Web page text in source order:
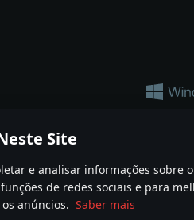
Site
e analisar informações sobre
de redes sociais e para
anúncios. Saber mais
sistema de armas ou veículo neste
Kft. All trademarks, logos and brand
Termos de Serviço